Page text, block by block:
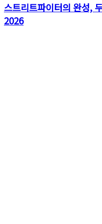
스트리트파이터의 완성,
2026